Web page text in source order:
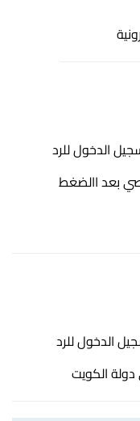
الدخول للرد
بعد االضغط
الدخول للرد
الكويت